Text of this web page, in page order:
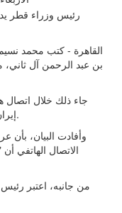
القاهرة - كتب محمد
بن عبد الرحمن آل ثاني،
جاء ذلك خلال اتصال
إيران عباس عراقجي، وفق بيان للخارجية القطرية.
وأفادت البيان،
الاتصال الهاتفي
من جانبه، اعتبر